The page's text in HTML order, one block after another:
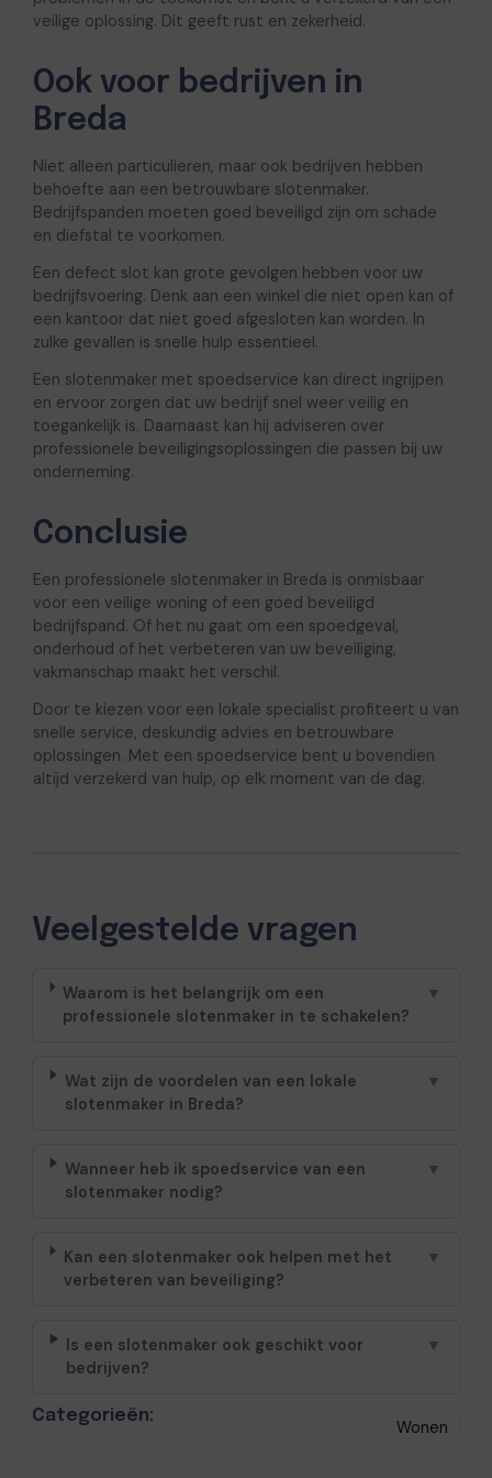
veilige oplossing. Dit geeft rust en zekerheid.
Ook voor bedrijven in
Breda
Niet alleen particulieren, maar ook bedrijven hebben
behoefte aan een betrouwbare slotenmaker.
Bedrijfspanden moeten goed beveiligd zijn om schade
en diefstal te voorkomen.
Een defect slot kan grote gevolgen hebben voor uw
bedrijfsvoering. Denk aan een winkel die niet open kan of
een kantoor dat niet goed afgesloten kan worden. In
zulke gevallen is snelle hulp essentieel.
Een slotenmaker met spoedservice kan direct ingrijpen
en ervoor zorgen dat uw bedrijf snel weer veilig en
toegankelijk is. Daarnaast kan hij adviseren over
professionele beveiligingsoplossingen die passen bij uw
onderneming.
Conclusie
Een professionele slotenmaker in Breda is onmisbaar
voor een veilige woning of een goed beveiligd
bedrijfspand. Of het nu gaat om een spoedgeval,
onderhoud of het verbeteren van uw beveiliging,
vakmanschap maakt het verschil.
Door te kiezen voor een lokale specialist profiteert u van
snelle service, deskundig advies en betrouwbare
oplossingen. Met een spoedservice bent u bovendien
altijd verzekerd van hulp, op elk moment van de dag.
Veelgestelde vragen
Waarom is het belangrijk om een
professionele slotenmaker in te schakelen?
▼
Wat zijn de voordelen van een lokale
slotenmaker in Breda?
▼
Wanneer heb ik spoedservice van een
slotenmaker nodig?
▼
Kan een slotenmaker ook helpen met het
verbeteren van beveiliging?
▼
Is een slotenmaker ook geschikt voor
bedrijven?
▼
Categorieën:
Wonen